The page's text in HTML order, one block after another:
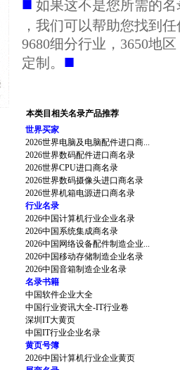
■ 如果这不是您所需的
，我们可以帮助您找到
9680细分行业，3650地
定制。 ■
本类目相关名录产品推荐
世界买家
2026世界电脑及电脑配件进口商...
2026世界数码配件进口商名录
2026世界CPU进口商名录
2026世界数码摄像头进口商名录
2026世界机箱电源进口商名录
行业名录
2026中国计算机行业企业名录
2026中国系统集成商名录
2026中国网络设备配件制造企业...
2026中国移动存储制造企业名录
2026中国音箱制造企业名录
名录书籍
中国软件企业大全
中国行业资讯大全-IT行业卷
深圳IT大黄页
中国IT行业企业名录
黄页号簿
2026中国计算机行业企业黄页